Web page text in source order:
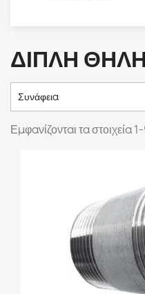
ΔΙΠΛΉ ΘΗΛΉ
Συνάφεια
Εμφανίζονται τα στοιχεία